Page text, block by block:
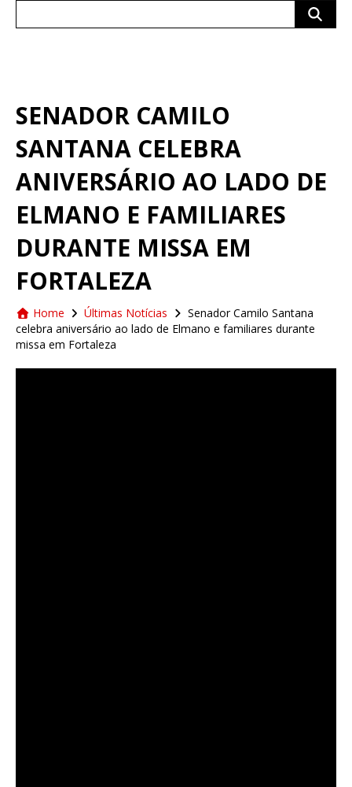
SENADOR CAMILO
SANTANA CELEBRA
ANIVERSÁRIO AO LADO DE
ELMANO E FAMILIARES
DURANTE MISSA EM
FORTALEZA
Home Últimas Notícias
Senador Camilo Santana
celebra aniversário ao lado de Elmano e familiares durante
missa em Fortaleza